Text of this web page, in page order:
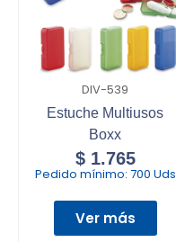
DIV-539
Estuche Multiusos
Boxx
$1.765
Pedido mínimo: 700 Uds
Ver más